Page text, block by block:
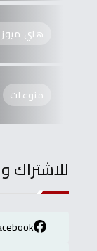
هاي
منوعات
للاشتراك